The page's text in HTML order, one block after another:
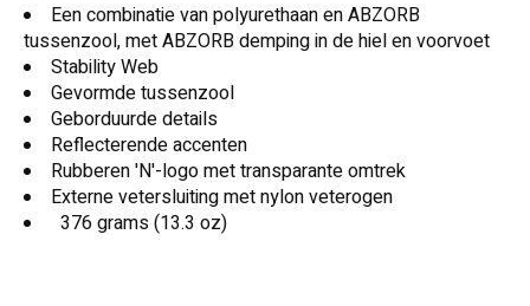
Een combinatie van polyurethaan en ABZORB
tussenzool, met ABZORB demping in de hiel en voorvoet
Stability Web
Gevormde tussenzool
Geborduurde details
Reflecterende accenten
Rubberen 'N'-logo met transparante omtrek
Externe vetersluiting met nylon veterogen
376 grams (13.3 oz)